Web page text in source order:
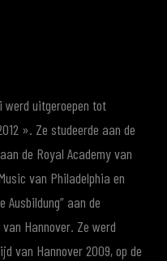
werd uitgeroepen tot
». Ze studeerde aan de
de Royal Academy van
van Philadelphia en
Ausbildung” aan de
Hannover. Ze werd
van Hannover 2009, op de